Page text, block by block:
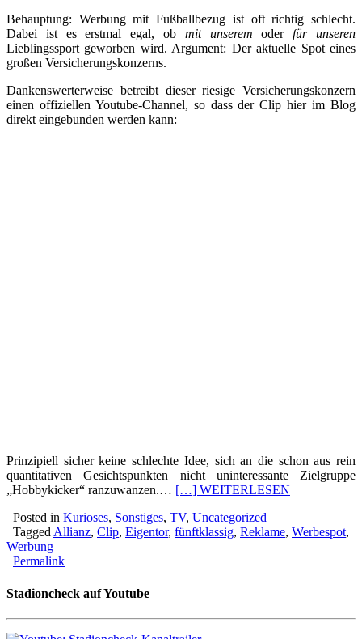
Behauptung: Werbung mit Fußballbezug ist oft richtig schlecht.
Dabei ist es erstmal egal, ob mit unserem oderfür
unseren
Lieblingssport geworben wird. Argument: Der aktuelle Spot eines
großen Versicherungskonzerns.
Dankenswerterweise betreibt dieser riesige Versicherungskonzern
einen offiziellen Youtube-Channel, so dass der Clip hier im Blog
direkt eingebunden werden kann:
Prinzipiell sicher keine schlechte Idee, sich an die schon aus rein
quantitativen Gesichtspunkten nicht uninteressante Zielgruppe
„Hobbykicker“ ranzuwanzen.… […] WEITERLESEN
Posted in Kurioses, Sonstiges, TV, Uncategorized
Tagged Allianz, Clip, Eigentor, fünftklassig, Reklame, Werbespot,
Werbung
Permalink
Stadioncheck auf Youtube